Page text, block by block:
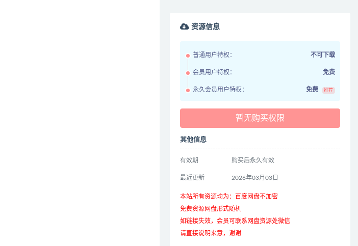
资源信息
普通用户特权： 不可下载
会员用户特权： 免费
永久会员用户特权： 免费 推荐
暂无购买权限
其他信息
有效期 购买后永久有效
最近更新 2026年03月03日
本站所有资源均为：百度网盘不加密
免费资源网盘形式随机
如链接失效，会员可联系网盘资源处微信
请直接说明来意，谢谢